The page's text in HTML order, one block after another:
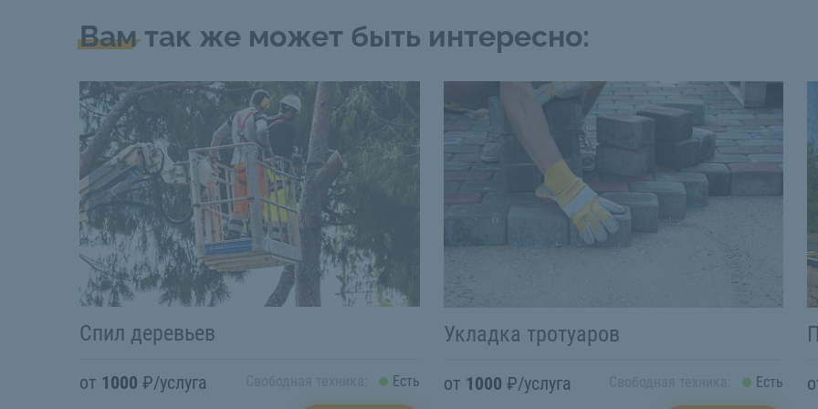
Вам так же может быть интересно:
Спил деревьев
от 1000 ₽/услуга Есть
Укладка тротуаров
от 1000 ₽/услуга Есть